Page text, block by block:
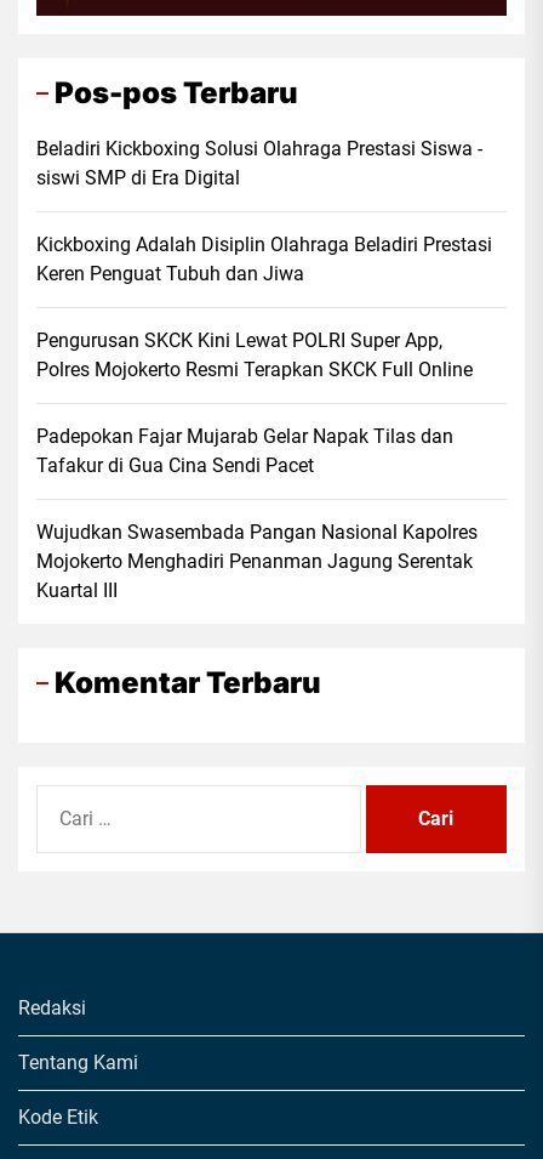
Pos-pos Terbaru
Beladiri Kickboxing Solusi Olahraga Prestasi Siswa -
siswi SMP di Era Digital
Kickboxing Adalah Disiplin Olahraga Beladiri Prestasi
Keren Penguat Tubuh dan Jiwa
Pengurusan SKCK Kini Lewat POLRI Super App,
Polres Mojokerto Resmi Terapkan SKCK Full Online
Padepokan Fajar Mujarab Gelar Napak Tilas dan
Tafakur di Gua Cina Sendi Pacet
Wujudkan Swasembada Pangan Nasional Kapolres
Mojokerto Menghadiri Penanman Jagung Serentak
Kuartal III
Komentar Terbaru
untuk:
Redaksi
Tentang Kami
Kode Etik